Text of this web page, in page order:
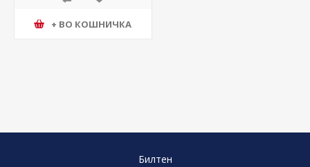
+ ВО КОШНИЧКА
Билтен